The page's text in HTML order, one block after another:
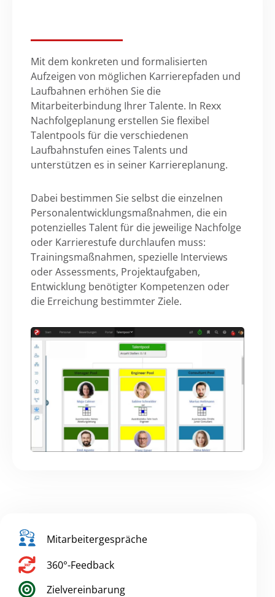
Mit dem konkreten und formalisierten
Aufzeigen von möglichen Karrierepfaden und
Laufbahnen erhöhen Sie die
Mitarbeiterbindung Ihrer Talente. In Rexx
Nachfolgeplanung erstellen Sie flexibel
Talentpools für die verschiedenen
Laufbahnstufen eines Talents und
unterstützen es in seiner Karriereplanung.
Dabei bestimmen Sie selbst die einzelnen
Personalentwicklungsmaßnahmen, die ein
potenzielles Talent für die jeweilige Nachfolge
oder Karrierestufe durchlaufen muss:
Trainingsmaßnahmen, spezielle Interviews
oder Assessments, Projektaufgaben,
Entwicklung benötigter Kompetenzen oder
die Erreichung bestimmter Ziele.
Mitarbeitergespräche
360°-Feedback
Zielvereinbarung